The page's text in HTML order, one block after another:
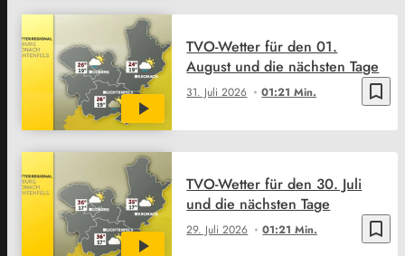
bookmark_border
31. Juli 2026 01:21 Min.
TVO-Wetter für den 01.
August und die nächsten Tage
bookmark_border
29. Juli 2026 01:21 Min.
TVO-Wetter für den 30. Juli
und die nächsten Tage